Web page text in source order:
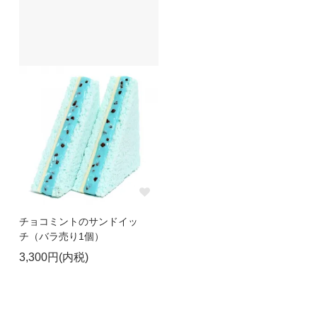
チョコミントのサンドイッ
チ（バラ売り1個）
3,300円(内税)